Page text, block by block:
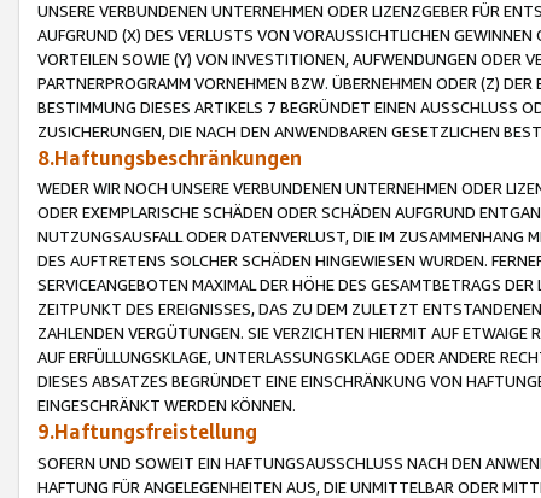
UNSERE VERBUNDENEN UNTERNEHMEN ODER LIZENZGEBER FÜR
AUFGRUND (X) DES VERLUSTS VON VORAUSSICHTLICHEN
VORTEILEN SOWIE (Y) VON INVESTITIONEN, AUFWENDUNGEN ODER
PARTNERPROGRAMM VORNEHMEN BZW. ÜBERNEHMEN ODER (Z)
BESTIMMUNG DIESES ARTIKELS 7 BEGRÜNDET EINEN AUSSCHLUSS
ZUSICHERUNGEN, DIE NACH DEN ANWENDBAREN GESETZLICHEN
8.Haftungsbeschränkungen
WEDER WIR NOCH UNSERE VERBUNDENEN UNTERNEHMEN ODER
ODER EXEMPLARISCHE SCHÄDEN ODER SCHÄDEN AUFGRUND
NUTZUNGSAUSFALL ODER DATENVERLUST, DIE IM ZUSAMMENHANG
DES AUFTRETENS SOLCHER SCHÄDEN HINGEWIESEN WURDEN.
SERVICEANGEBOTEN MAXIMAL DER HÖHE DES GESAMTBETRAGS
ZEITPUNKT DES EREIGNISSES, DAS ZU DEM ZULETZT
ZAHLENDEN VERGÜTUNGEN. SIE VERZICHTEN HIERMIT AUF
AUF ERFÜLLUNGSKLAGE, UNTERLASSUNGSKLAGE ODER ANDERE
DIESES ABSATZES BEGRÜNDET EINE EINSCHRÄNKUNG VON
EINGESCHRÄNKT WERDEN KÖNNEN.
9.Haftungsfreistellung
SOFERN UND SOWEIT EIN HAFTUNGSAUSSCHLUSS NACH DEN
HAFTUNG FÜR ANGELEGENHEITEN AUS, DIE UNMITTELBAR ODER